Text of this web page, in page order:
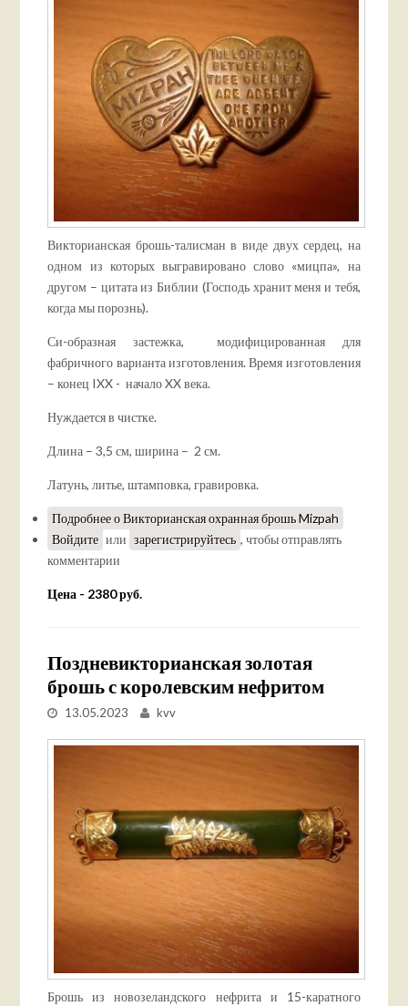
Викторианская брошь-талисман в виде двух сердец, на
одном из которых выгравировано слово «мицпа», на
другом – цитата из Библии (Господь хранит меня и тебя,
когда мы порознь).
Си-образная застежка, модифицированная для
фабричного варианта изготовления. Время изготовления
– конец IXX - начало XX века.
Нуждается в чистке.
Длина – 3,5 см, ширина – 2 см.
Латунь, литье, штамповка, гравировка.
Подробнеео Викторианская охранная брошь Mizpah
Войдите или зарегистрируйтесь , чтобы отправлять
комментарии
Цена - 2380 руб.
Поздневикторианская золотая
брошь с королевским нефритом
13.05.2023 kvv
Брошь из новозеландского нефрита и 15-каратного